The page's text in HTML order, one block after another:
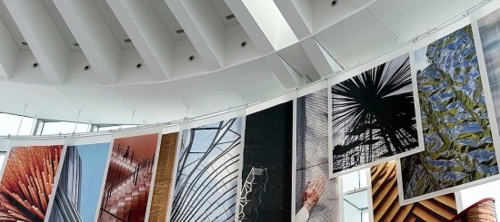
GREEN
MAINTENANCE
グリーンメンテナンス部門
グリーンメンテナンス部門
TREE RISK
ASSESSMENT
ツリーリスクアセスメント部
ツリーリスクアセスメント部